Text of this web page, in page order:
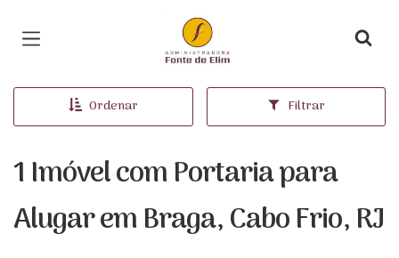
Página inicial
Ordenar Filtrar
1 Imóvel com Portaria para
Alugar em Braga, Cabo Frio, RJ